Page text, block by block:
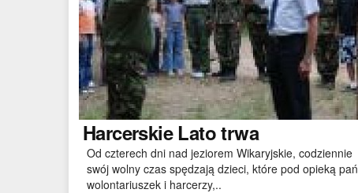
HarcerskieLato trwa
Od czterech dni nad jeziorem Wikaryjskie, codziennie
swój wolny czas spędzają dzieci, które pod opieką pań
wolontariuszek i harcerzy,..